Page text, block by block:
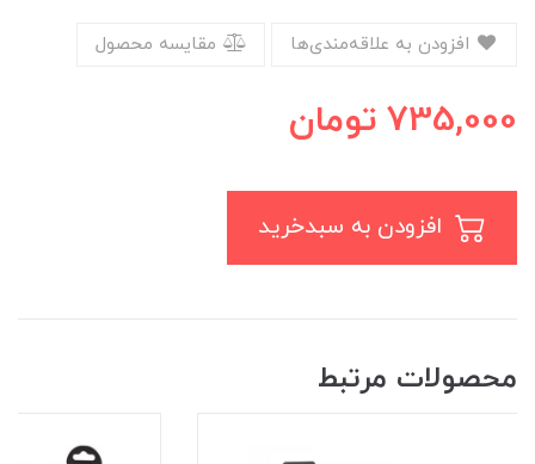
مقایسه محصول
735,000 تومان
محصولات مرتبط